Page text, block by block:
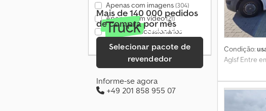
Apenas com imagens(304)
Apenas com vídeo(21)
Apenas concessionários
verificados
Mais de 140 000 pedidos
de compra por mês
Selecionar pacote de
revendedor
Informe-se agora
+49 201 858 955 07
Condição:
Aglsf Entre